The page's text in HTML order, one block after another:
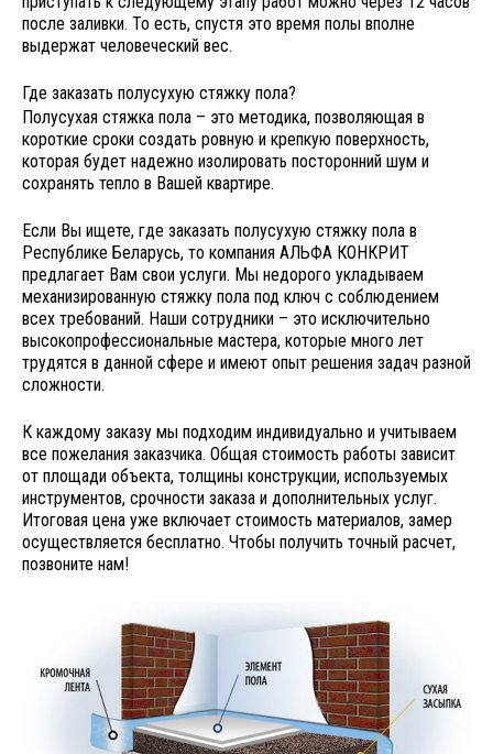
после заливки. То есть, спустя это время полы вполне
выдержат человеческий вес.
Где заказать полусухую стяжку пола?
Полусухая стяжка пола – это методика, позволяющая в
короткие сроки создать ровную и крепкую поверхность,
которая будет надежно изолировать посторонний шум и
сохранять тепло в Вашей квартире.
Если Вы ищете, где заказать полусухую стяжку пола в
Республике Беларусь, то компания АЛЬФА КОНКРИТ
предлагает Вам свои услуги. Мы недорого укладываем
механизированную стяжку пола под ключ с соблюдением
всех требований. Наши сотрудники – это исключительно
высокопрофессиональные мастера, которые много лет
трудятся в данной сфере и имеют опыт решения задач разной
сложности.
К каждому заказу мы подходим индивидуально и учитываем
все пожелания заказчика. Общая стоимость работы зависит
от площади объекта, толщины конструкции, используемых
инструментов, срочности заказа и дополнительных услуг.
Итоговая цена уже включает стоимость материалов, замер
осуществляется бесплатно. Чтобы получить точный расчет,
позвоните нам!